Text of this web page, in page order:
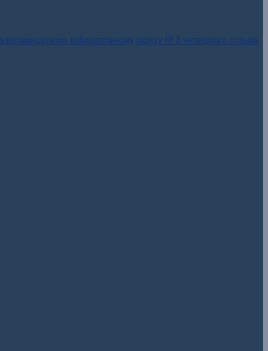
избирательному округу № 3 четвертого созыва